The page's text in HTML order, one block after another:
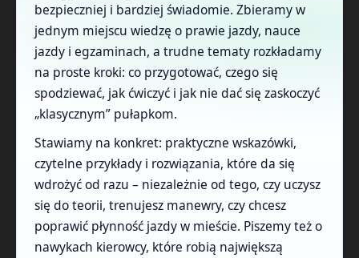
bezpieczniej i bardziej świadomie. Zbieramy w
jednym miejscu wiedzę o prawie jazdy, nauce
jazdy i egzaminach, a trudne tematy rozkładamy
na proste kroki: co przygotować, czego się
spodziewać, jak ćwiczyć i jak nie dać się zaskoczyć
„klasycznym” pułapkom.
Stawiamy na konkret: praktyczne wskazówki,
czytelne przykłady i rozwiązania, które da się
wdrożyć od razu – niezależnie od tego, czy uczysz
się do teorii, trenujesz manewry, czy chcesz
poprawić płynność jazdy w mieście. Piszemy też o
nawykach kierowcy, które robią największą